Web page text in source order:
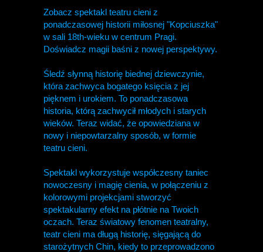
Zobacz spektakl teatru cieni z
ponadczasowej historii miłosnej "Kopciuszka"
w sali 18th-wieku w centrum Pragi.
Doświadcz magii baśni z nowej perspektywy.
Śledź słynną historię biednej dziewczynie,
która zachwyca bogatego księcia z jej
pięknem i urokiem. To ponadczasowa
historia, którą zachwycił młodych i starych
wieków. Teraz widać, że opowiedziana w
nowy i niepowtarzalny sposób, w formie
teatru cieni.
Spektakl wykorzystuje współczesny taniec
nowoczesny i magię cienia, w połączeniu z
kolorowymi projekcjami stworzyć
spektakularny efekt na płótnie na Twoich
oczach. Teraz światowy fenomen teatralny,
teatr cieni ma długą historię, sięgającą do
starożytnych Chin, kiedy to przeprowadzono